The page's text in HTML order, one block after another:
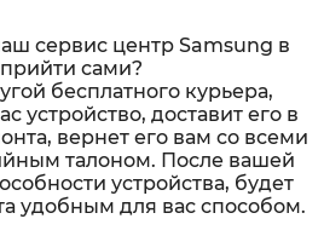
сервис центр Samsung в
сами?
бесплатного курьера,
устройство, доставит его в
вернет его вам со всеми
талоном. После вашей
устройства, будет
удобным для вас способом.